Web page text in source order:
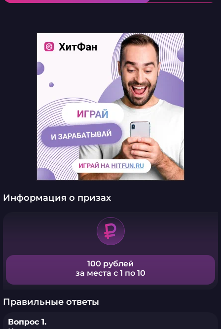
Информация о призах
100 рублей
за места с 1 по 10
Правильные ответы
Вопрос 1.